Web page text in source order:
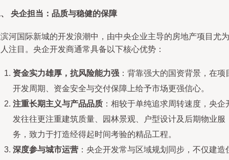
央企担当：品质与稳健的保障
河国际新城的开发浪潮中，由中央企业主导的房地产项目尤为
注目。央企开发商通常具备以下核心优势：
资金实力雄厚，抗风险能力强 ：背靠强大的国资背景，在项
开发周期、资金安全与交付保障上给予市场更强信心。
注重长期主义与产品品质 ：相较于单纯追求周转速度，央企
发往往更注重建筑质量、园林景观、户型设计及后期物业服
务，致力于打造经得起时间考验的精品工程。
深度参与城市运营 ：央企开发常与区域规划同步，不仅建造